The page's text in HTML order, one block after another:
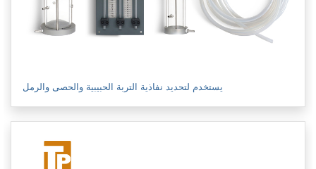
يستخدم لتحديد نفاذية التربة الحبيبية والحصى والرمل